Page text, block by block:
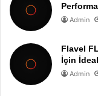
Admin
Flavel
İçin
Admin